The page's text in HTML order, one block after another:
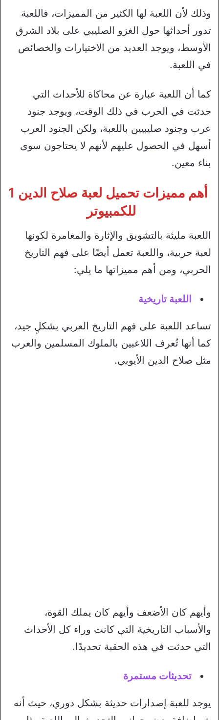
وذلك لأن اللعبة لها الكثير من المميزات، فاللعبة
تدور أحداثها حول الغزو الصليبي على بلاد الشرق
الأوسط، ويوجد العديد من الاختيارات والخصائص
في اللعبة.
كما أن اللعبة عبارة عن محاكاة للأحداث التي
حدثت في الحرب في ذلك الوقت، ويوجد جنود
عرب وجنود صليبيين باللعبة، ولكن الجنود العرب
أسهل في الحصول عليهم لأنهم لا يحتاجون سوى
بناء معين.
أهم مميزات
تحميل لعبة صلاح الدين 1
للكمبيوتر
اللعبة مليئة بالتشويق والإثارة والمغامرة لكونها
لعبة حربية، واللعبة تعمل أيضًا على فهم التاريخ
الحربي، ومن أهم مميزاتها ما يلي:
اللعبة تاريخية
تساعد اللعبة على فهم التاريخ العربي بشكلٍ جيد،
كما أنها تُعرف اللاعبين بالملوك المسلمين والعرب
مثل صلاح الدين الأيوبي.
وأيهم كان الأضعف وأيهم كان يملك القوة،
والأسباب التاريخية التي كانت وراء كل الأحداث
التي حدثت في هذه الحقبة تحديدًا.
تحديثات مستمرة
يوجد للعبة إصدارات حديثة بشكل دوري، حيث أنه